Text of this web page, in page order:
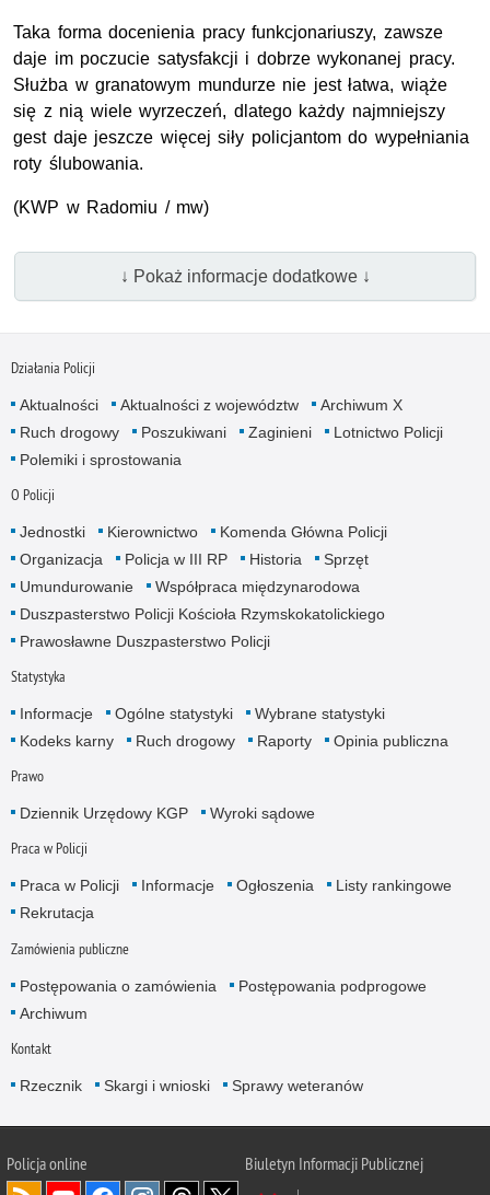
Taka forma docenienia pracy funkcjonariuszy, zawsze
daje im poczucie satysfakcji i dobrze wykonanej pracy.
Służba w granatowym mundurze nie jest łatwa, wiąże
się z nią wiele wyrzeczeń, dlatego każdy najmniejszy
gest daje jeszcze więcej siły policjantom do wypełniania
roty ślubowania.
(KWP w Radomiu / mw)
↓ Pokaż informacje dodatkowe ↓
Działania Policji
Aktualności Aktualności z województw
Archiwum X
Ruch drogowy
Poszukiwani Zaginieni
Lotnictwo Policji
Polemiki i sprostowania
O Policji
Jednostki Kierownictwo
Komenda Główna Policji
Organizacja
Policja w III RP Historia
Sprzęt
Umundurowanie
Współpraca międzynarodowa
Duszpasterstwo Policji Kościoła Rzymskokatolickiego
Prawosławne Duszpasterstwo Policji
Statystyka
Informacje Ogólne statystyki
Wybrane statystyki
Kodeks karny
Ruch drogowy Raporty Opinia publiczna
Prawo
Dziennik Urzędowy KGP Wyroki sądowe
Praca w Policji
Praca w Policji Informacje Ogłoszenia
Listy rankingowe
Rekrutacja
Zamówienia publiczne
Postępowania o zamówienia
Postępowania podprogowe
Archiwum
Kontakt
Rzecznik Skargi i wnioski Sprawy weteranów
Policjaonline
Biuletyn Informacji Publicznej